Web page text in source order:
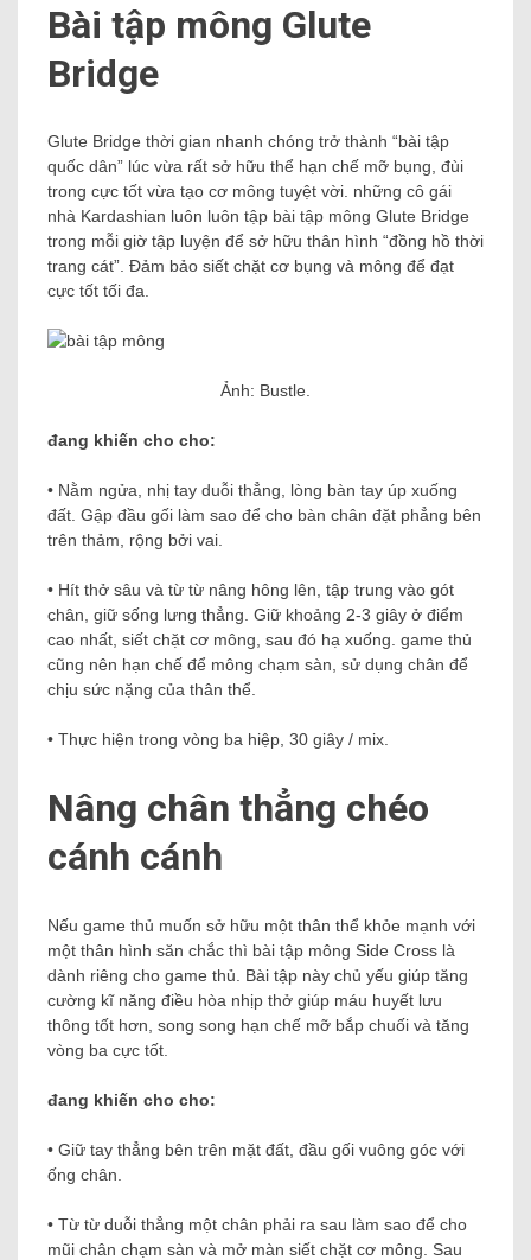
Bài tập mông Glute
Bridge
Glute Bridge thời gian nhanh chóng trở thành “bài tập
quốc dân” lúc vừa rất sở hữu thể hạn chế mỡ bụng, đùi
trong cực tốt vừa tạo cơ mông tuyệt vời. những cô gái
nhà Kardashian luôn luôn tập bài tập mông Glute Bridge
trong mỗi giờ tập luyện để sở hữu thân hình “đồng hồ thời
trang cát”. Đảm bảo siết chặt cơ bụng và mông để đạt
cực tốt tối đa.
Ảnh: Bustle.
đang khiến cho cho:
• Nằm ngửa, nhị tay duỗi thẳng, lòng bàn tay úp xuống
đất. Gập đầu gối làm sao để cho bàn chân đặt phẳng bên
trên thảm, rộng bởi vai.
• Hít thở sâu và từ từ nâng hông lên, tập trung vào gót
chân, giữ sống lưng thẳng. Giữ khoảng 2-3 giây ở điểm
cao nhất, siết chặt cơ mông, sau đó hạ xuống. game thủ
cũng nên hạn chế để mông chạm sàn, sử dụng chân để
chịu sức nặng của thân thể.
• Thực hiện trong vòng ba hiệp, 30 giây / mix.
Nâng chân thẳng chéo
cánh cánh
Nếu game thủ muốn sở hữu một thân thể khỏe mạnh với
một thân hình săn chắc thì bài tập mông Side Cross là
dành riêng cho game thủ. Bài tập này chủ yếu giúp tăng
cường kĩ năng điều hòa nhịp thở giúp máu huyết lưu
thông tốt hơn, song song hạn chế mỡ bắp chuối và tăng
vòng ba cực tốt.
đang khiến cho cho:
• Giữ tay thẳng bên trên mặt đất, đầu gối vuông góc với
ống chân.
• Từ từ duỗi thẳng một chân phải ra sau làm sao để cho
mũi chân chạm sàn và mở màn siết chặt cơ mông. Sau